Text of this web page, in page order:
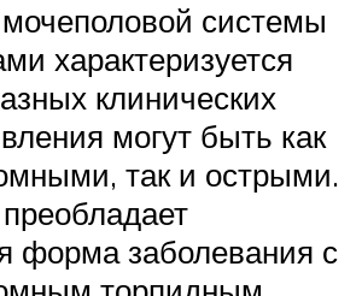
системы
характеризуется
клинических
могут быть как
так и острыми.
форма заболевания с